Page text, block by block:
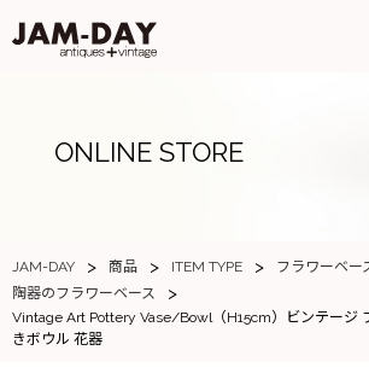
ONLINE STORE
JAM-DAY > 商品 > ITEM TYPE > フラワーベー
陶器のフラワーベース >
Vintage Art Pottery Vase/Bowl（H15cm）ビンテージ
きボウル 花器